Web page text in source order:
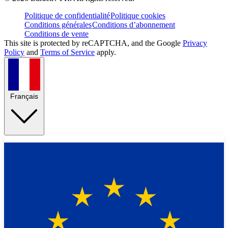
Politique de confidentialitéPolitique cookies
Conditions généralesConditions d’abonnement
Conditions de vente
This site is protected by reCAPTCHA, and the Google Privacy
Policy and Terms of Service apply.
Français